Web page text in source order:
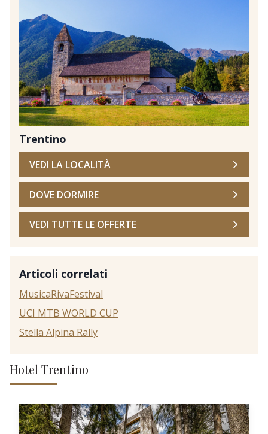
Trentino
VEDI LA LOCALITÀ
DOVE DORMIRE
VEDI TUTTE LE OFFERTE
Articoli correlati
MusicaRivaFestival
UCI MTB WORLD CUP
Stella Alpina Rally
Hotel Trentino